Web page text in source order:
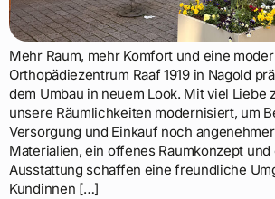
Mehr Raum, mehr Komfort und eine
Orthopädiezentrum Raaf 1919 in Nagold
dem Umbau in neuem Look. Mit viel Liebe
unsere Räumlichkeiten modernisiert, um
Versorgung und Einkauf noch
Materialien, ein offenes Raumkonzept
Ausstattung schaffen eine freundliche
Kundinnen […]